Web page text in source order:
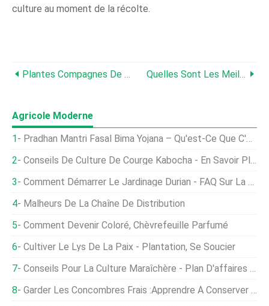
culture au moment de la récolte.
Plantes Compagnes De Brocoli :les Meilleures Options Pour Cultiver Avec Le Brocoli Quelles Sont Les Meilleures Herbes À Cultiver À La Maison ?
Agricole Moderne
Pradhan Mantri Fasal Bima Yojana – Qu'est-Ce Que C'est ?
Conseils De Culture De Courge Kabocha - En Savoir Plus Sur Les Citrouilles De Courge Kabocha
Comment Démarrer Le Jardinage Durian - FAQ Sur La Plantation
Malheurs De La Chaîne De Distribution
Comment Devenir Coloré, Chèvrefeuille Parfumé
Cultiver Le Lys De La Paix - Plantation, Se Soucier
Conseils Pour La Culture Maraîchère - Plan D'affaires De Production En Inde
Garder Les Concombres Frais :apprendre À Conserver Les Concombres